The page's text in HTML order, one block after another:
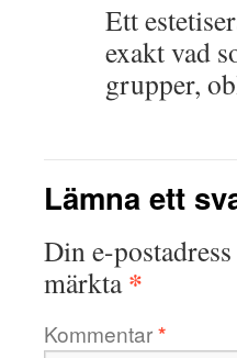
Ett
exakt vad
grupper,
Lämna ett
Din e-
märkta*
Kommentar*